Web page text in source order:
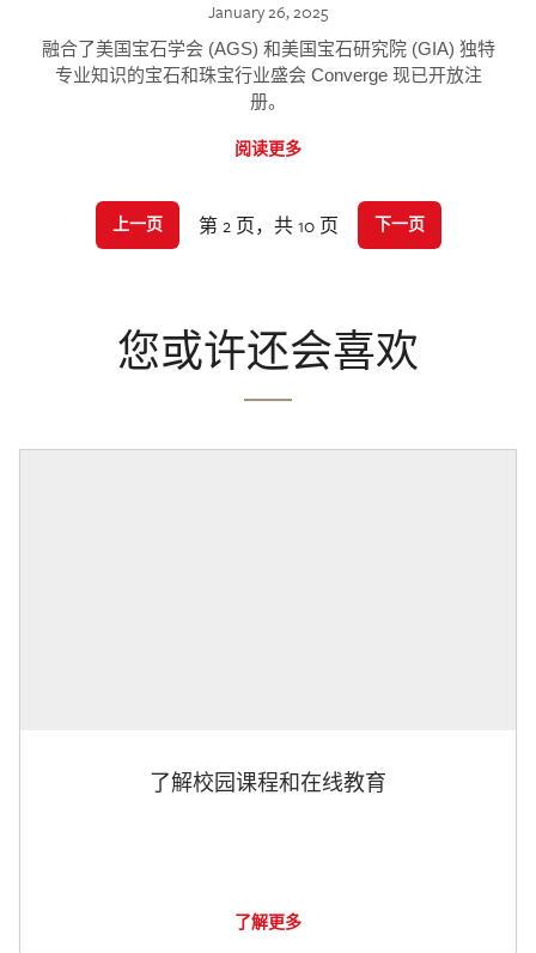
January 26, 2025
融合了美国宝石学会 (AGS) 和美国宝石研究院 (GIA) 独特
专业知识的宝石和珠宝行业盛会 Converge 现已开放注
册。
阅读更多
上一页 第 2 页，共 10 页 下一页
您或许还会喜欢
了解校园课程和在线教育
了解更多